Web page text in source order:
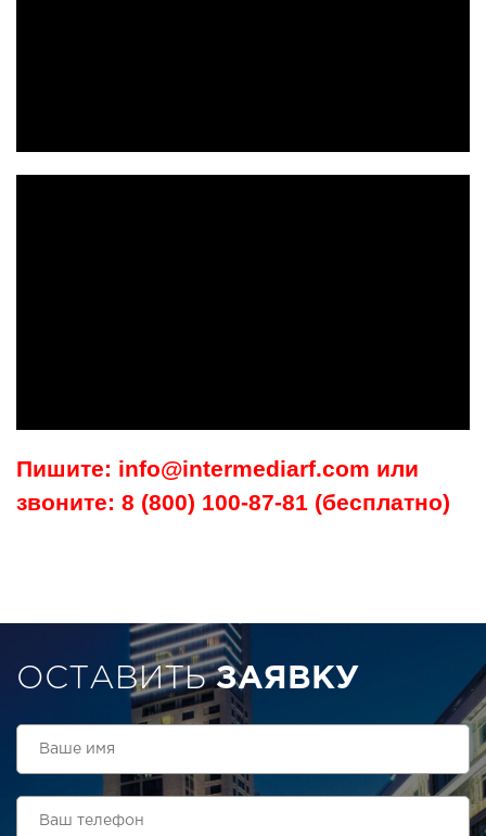
Пишите: info@intermediarf.com или
звоните: 8 (800) 100-87-81 (бесплатно)
ОСТАВИТЬЗАЯВКУ